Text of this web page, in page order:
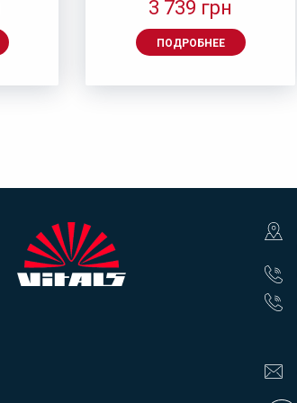
3 739 грн
ПОДРОБНЕЕ